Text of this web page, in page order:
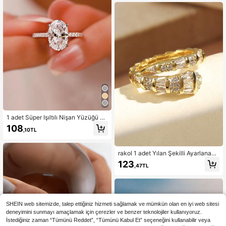
1 adet Süper Işıltılı Nişan Yüzüğü Ka
dınlar İçin Uygun
108 ,10TL
rakol 1 adet Yılan Şekilli Ayarlanabil
ir Yüzük Zirkonyum Dekorasyonlu,
Şık Benzersiz Tasarım
123 ,47TL
SHEIN web sitemizde, talep ettiğiniz hizmeti sağlamak ve mümkün olan en iyi web sitesi
deneyimini sunmayı amaçlamak için çerezler ve benzer teknolojiler kullanıyoruz.
İstediğiniz zaman “Tümünü Reddet”, “Tümünü Kabul Et” seçeneğini kullanabilir veya